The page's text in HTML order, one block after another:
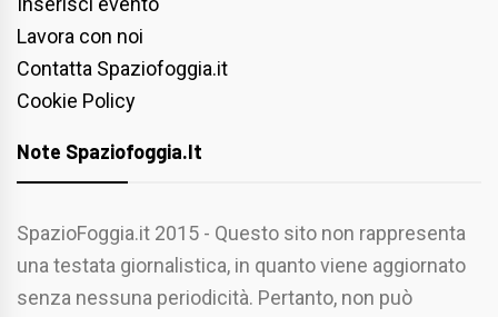
Lavora con noi
Contatta Spaziofoggia.it
Cookie Policy
Note Spaziofoggia.it
SpazioFoggia.it 2015 - Questo sito non rappresenta
una testata giornalistica, in quanto viene aggiornato
senza nessuna periodicità. Pertanto, non può